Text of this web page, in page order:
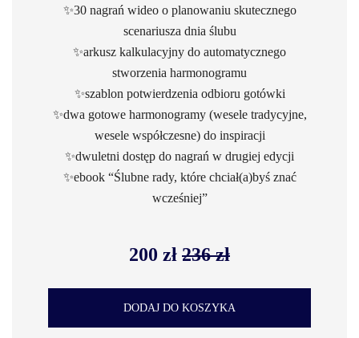
✨30 nagrań wideo o planowaniu skutecznego
scenariusza dnia ślubu
✨arkusz kalkulacyjny do automatycznego
stworzenia harmonogramu
✨szablon potwierdzenia odbioru gotówki
✨dwa gotowe harmonogramy (wesele tradycyjne,
wesele współczesne) do inspiracji
✨dwuletni dostęp do nagrań w drugiej edycji
✨ebook “Ślubne rady, które chciał(a)byś znać
wcześniej”
200 zł 236 zł
DODAJ DO KOSZYKA